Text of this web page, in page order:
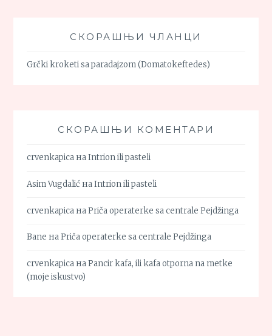
СКОРАШЊИ ЧЛАНЦИ
Grčki kroketi sa paradajzom (Domatokeftedes)
СКОРАШЊИ КОМЕНТАРИ
crvenkapica наIntrion ili pasteli
Asim Vugdalić наIntrion ili pasteli
crvenkapica наPriča operaterke sa centrale Pejdžinga
Bane наPriča operaterke sa centrale Pejdžinga
crvenkapica наPancir kafa, ili kafa otporna na metke
(moje iskustvo)